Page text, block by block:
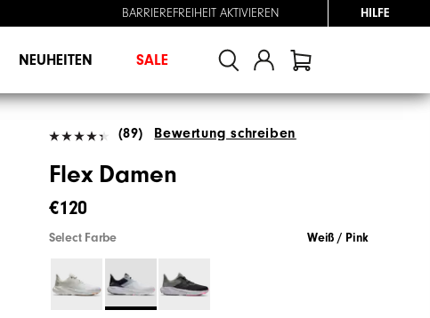
BARRIEREFREIHEIT AKTIVIEREN HILFE
NEUHEITEN SALE
(89) Bewertung schreiben
Flex Damen
€120
Select Farbe Weiß / Pink